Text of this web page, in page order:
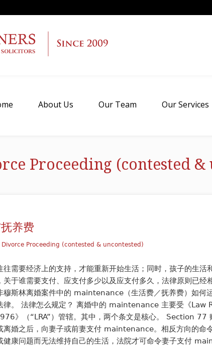
About Us Our Team Our Services
Proceeding (contested &
养费
Divorce Proceeding (contested & uncontested)
需要经济上的支持，才能重新开始生活；同时，孩子的生活
于谁需要支付、应支付多少以及应支付多久，法律原则已经
穆斯林离婚案件中的 maintenance（生活费／抚养费）如何
律。 法律怎么规定？ 离婚中的 maintenance 主要受《Law
》（“LRA”）管辖。其中，两个条文是核心。 Section 77
离婚之后，向妻子或前妻支付 maintenance。相反方向的命
健康问题而无法维持自己的生活，法院才可命令妻子支付